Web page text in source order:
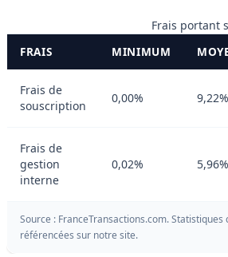
Frais portant
FRAIS
MINIMUM
Frais de
souscription
0,00% 9,22%
Frais de
gestion
interne
0,02% 5,96%
Source : FranceTransactions.com. Statistiques
référencées sur notre site.